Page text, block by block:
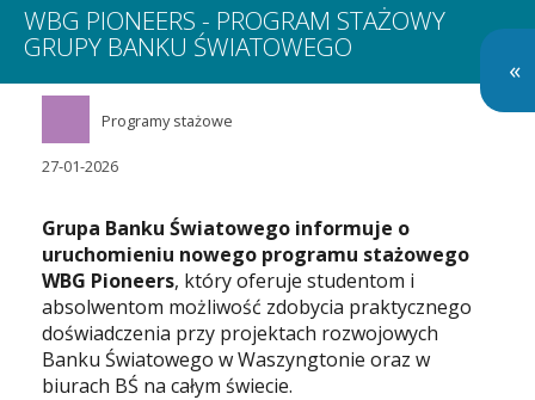
«
WBG PIONEERS - PROGRAM STAŻOWY
GRUPY BANKU ŚWIATOWEGO
Programy stażowe
27-01-2026
Grupa Banku Światowego informuje o
uruchomieniu nowego programu stażowego
WBG Pioneers, który oferuje studentom i
absolwentom możliwość zdobycia praktycznego
doświadczenia przy projektach rozwojowych
Banku Światowego w Waszyngtonie oraz w
biurach BŚ na całym świecie.